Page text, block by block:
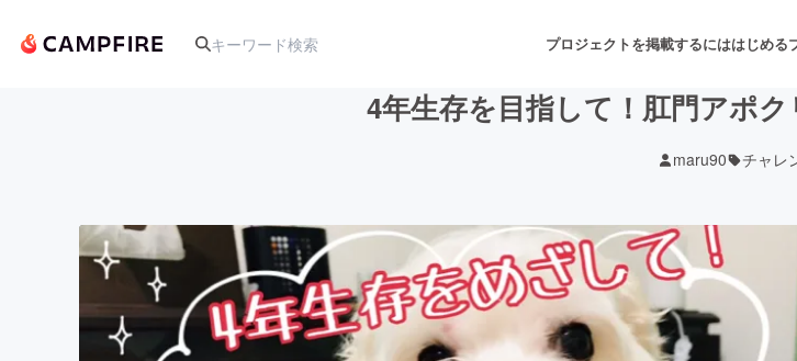
プロジェクトを掲載するにははじめる
アート・写真 音楽
テクノロジー・ガジェット ゲーム・サービス開発
4年生存を目指して！肛門アポ
maru90 チャレ